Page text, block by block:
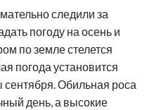
следили за
погоду на осень и
по земле стелется
погода установится
сентября. Обильная роса
день, а высокие